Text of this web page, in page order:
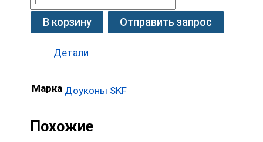
В корзину Отправить запрос
Детали
Марка Доуконы SKF
Похожие